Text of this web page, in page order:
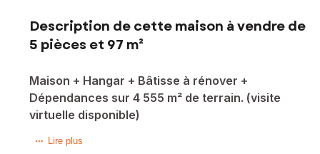
Description de cette maison à vendre de
5 pièces et 97 m²
Maison + Hangar + Bâtisse à rénover +
Dépendances sur 4 555 m² de terrain. (visite
virtuelle disponible)
A Leuhan, au calme, en campagne, idéal pour les amoureux
Lire plus